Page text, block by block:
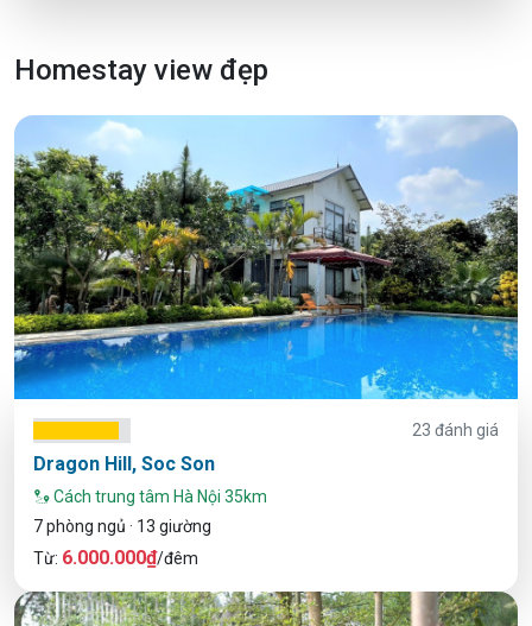
Homestay view đẹp
23 đánh giá
Dragon Hill, Soc Son
Cách trung tâm Hà Nội 35km
7 phòng ngủ · 13 giường
Từ: 6.000.000₫/đêm